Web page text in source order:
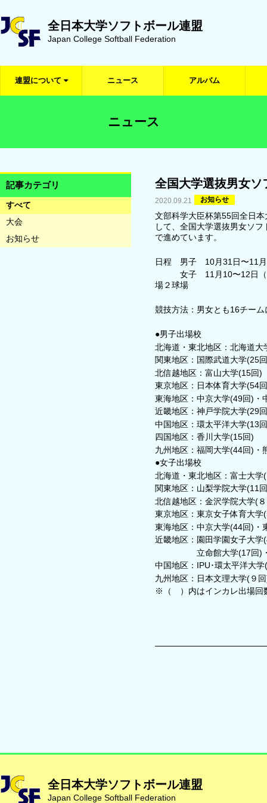
全日本大学ソフトボール連盟
Japan College Softball Federation
連盟について ニュース アルバム
ニュース
記事カテゴリ
すべて
大会
お知らせ
全国大学選抜男女ソ
2020.09.21 お知らせ
文部科学大臣杯第55回全日
して、全国大学選抜男女ソ
で進めています。
日程 男子 10月31日〜11月
女子 11月10〜12日（予
場２球場
競技方法：男女とも16チー
●男子出場校
北海道・東北地区：北海道大
関東地区：国際武道大学(25
北信越地区：富山大学(15回)
東京地区：日本体育大学(54
東海地区：中京大学(49回)・
近畿地区：神戸学院大学(29
中国地区：環太平洋大学(13
四国地区：香川大学(15回)
九州地区：福岡大学(44回)・
●女子出場校
北海道・東北地区：富士大学
関東地区：山梨学院大学(11
北信越地区：金沢学院大学(
東京地区：東京女子体育大
東海地区：中京大学(44回)・
近畿地区：園田学園女子大
立命館大学(17回)・太
中国地区：IPU･環太平洋大
九州地区：日本文理大学(９
※（ ）内はインカレ出場回
全日本大学ソフトボール連盟
Japan College Softball Federation